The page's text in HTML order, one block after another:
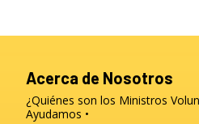
Acerca de Nosotros
¿Quiénes son los Ministros
Ayudamos